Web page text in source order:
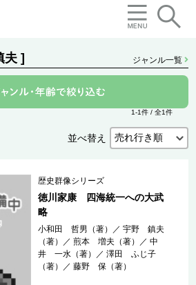
] ジャンル一覧
1-1件 / 全1件
並べ替え
歴史群像シリーズ
徳川家康 四海統一への大武
略
小和田 哲男（著） ／宇野 鎮夫
（著）
／煎本 増夫（著） ／中
井 一水（著）
／澤田 ふじ子
（著）
／藤野 保（著）